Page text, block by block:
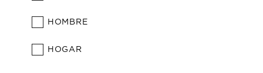
HOMBRE
HOGAR